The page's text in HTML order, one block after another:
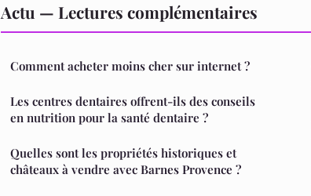
Actu — Lectures complémentaires
Comment acheter moins cher sur internet ?
Les centres dentaires offrent-ils des conseils
en nutrition pour la santé dentaire ?
Quelles sont les propriétés historiques et
châteaux à vendre avec Barnes Provence ?